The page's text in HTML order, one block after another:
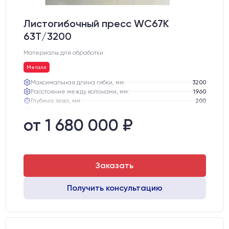
Листогибочный пресс WС67K
63T/3200
Материалы для обработки:
Металл
Максимальная длина гибки, мм:
3200
Расстояние между колонами, мм:
1960
Глубина зева, мм:
200
Максимальная высота открывания, мм:
Рабочая скорость гибки, мм/с:
от 1 680 000 ₽
Заказать
Получить консультацию